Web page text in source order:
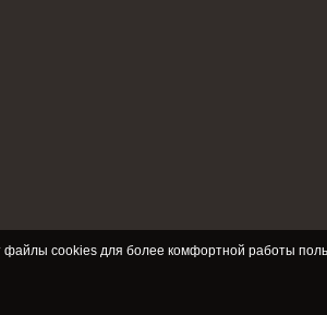
файлы cookies для более комфортной работы